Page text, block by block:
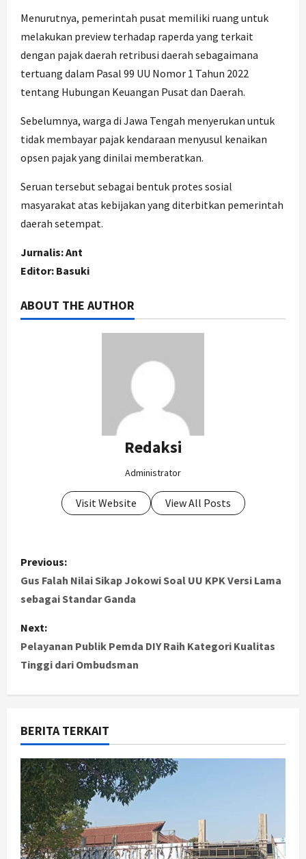
Menurutnya, pemerintah pusat memiliki ruang untuk
melakukan preview terhadap raperda yang terkait
dengan pajak daerah retribusi daerah sebagaimana
tertuang dalam Pasal 99 UU Nomor 1 Tahun 2022
tentang Hubungan Keuangan Pusat dan Daerah.
Sebelumnya, warga di Jawa Tengah menyerukan untuk
tidak membayar pajak kendaraan menyusul kenaikan
opsen pajak yang dinilai memberatkan.
Seruan tersebut sebagai bentuk protes sosial
masyarakat atas kebijakan yang diterbitkan pemerintah
daerah setempat.
Jurnalis: Ant
Editor: Basuki
ABOUT THE AUTHOR
Redaksi
Administrator
Visit Website View All Posts
P
o
t
n
a
v
i
g
a
t
Previous:
Gus Falah Nilai Sikap Jokowi Soal UU KPK Versi Lama
sebagai Standar Ganda
Next:
Pelayanan Publik Pemda DIY Raih Kategori Kualitas
Tinggi dari Ombudsman
BERITA TERKAIT